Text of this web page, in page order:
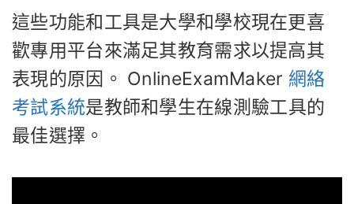
這些功能和工具是大學和學校現在更喜
歡專用平台來滿足其教育需求以提高其
表現的原因。 OnlineExamMaker 網絡
考試系統是教師和學生在線測驗工具的
最佳選擇。